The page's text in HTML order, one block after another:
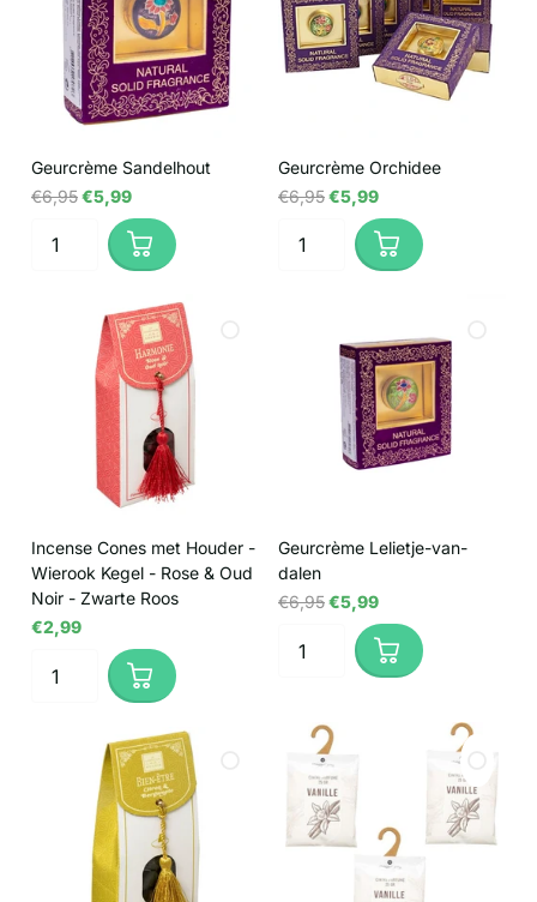
Geurcrème Sandelhout
€6,95€5,99
Geurcrème Orchidee
€6,95€5,99
Incense Cones met Houder -
Wierook Kegel - Rose & Oud
Noir - Zwarte Roos
€2,99
Geurcrème Lelietje-van-
dalen
€6,95€5,99